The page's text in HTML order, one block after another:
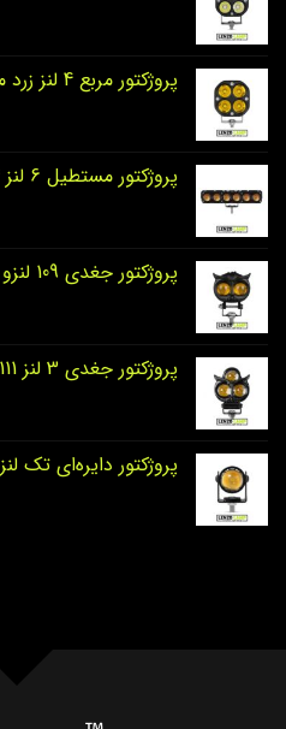
پروژکتور مربع 4 لنز زرد مدل 128 لنزو
پروژکتور مستطیل 6 لنز 104 لنزو
پروژکتور جغدی 109 لنزو
پروژکتور جغدی 3 لنز 111 لنزو
پروژکتور دایره‌ای تک لنز 112 لنزو